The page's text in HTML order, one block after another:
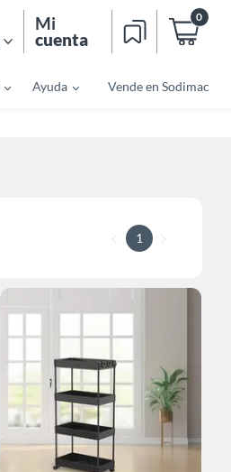
Mi
cuenta
0
Ayuda Vende en Sodimac
1